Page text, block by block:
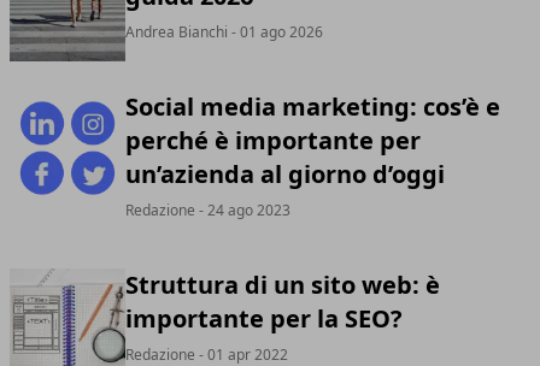
Andrea Bianchi - 01 ago 2026
Social media marketing: cos’è e
perché è importante per
un’azienda al giorno d’oggi
Redazione - 24 ago 2023
Struttura di un sito web: è
importante per la SEO?
Redazione - 01 apr 2022